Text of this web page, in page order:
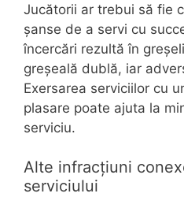
Jucătorii ar trebui să fie
șanse de a servi cu
încercări rezultă în
greșeală dublă, iar
Exersarea serviciilor cu
plasare poate ajuta la
serviciu.
Alte infracțiuni
serviciului